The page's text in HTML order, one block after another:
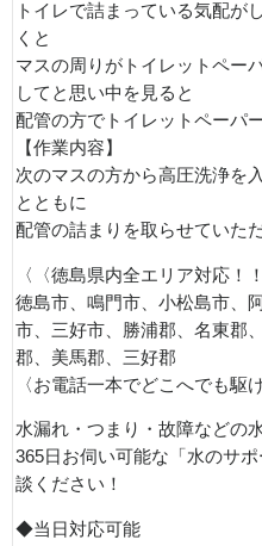
トイレで詰まっている気配が
くと
マスの周りがトイレットペー
してと思い中を見ると
配管の方でトイレットペーパ
【作業内容】
次のマスの方から高圧洗浄を
とともに
配管の詰まりを取らせていた
〈〈徳島県内全エリア対応！！
徳島市、鳴門市、小松島市、
市、三好市、勝浦郡、名東郡
郡、美馬郡、三好郡
〈お電話一本でどこへでも駆
水漏れ・つまり・故障などの
365日お伺い可能な「水のサ
談ください！
◆当日対応可能